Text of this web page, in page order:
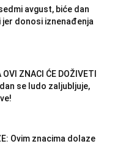
avgust, biće dan
donosi iznenađenja
ZNACI ĆE DOŽIVETI
se ludo zaljubljuje,
Ovim znacima dolaze